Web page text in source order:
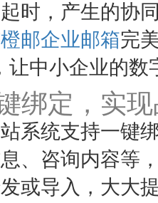
时，产生的协
橙邮企业邮箱完
让中小企业的
绑定，实
系统支持一键
息、咨询内容等
或导入，大大